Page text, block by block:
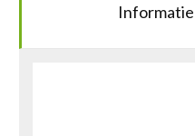
Informatie